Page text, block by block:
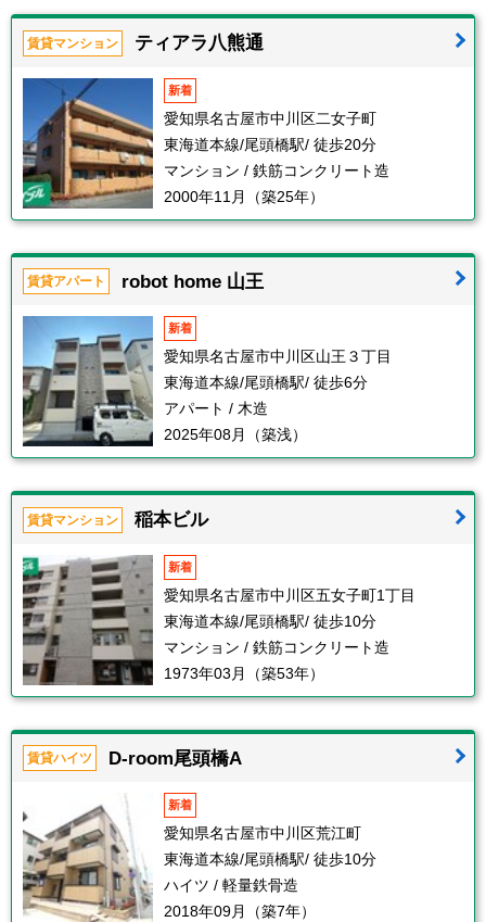
賃貸マンション ティアラ八熊通
新着
愛知県名古屋市中川区二女子町
東海道本線/尾頭橋駅/ 徒歩20分
マンション / 鉄筋コンクリート造
2000年11月（築25年）
賃貸アパート robot home 山王
新着
愛知県名古屋市中川区山王３丁目
東海道本線/尾頭橋駅/ 徒歩6分
アパート / 木造
2025年08月（築浅）
賃貸マンション 稲本ビル
新着
愛知県名古屋市中川区五女子町1丁目
東海道本線/尾頭橋駅/ 徒歩10分
マンション / 鉄筋コンクリート造
1973年03月（築53年）
賃貸ハイツ D-room尾頭橋A
新着
愛知県名古屋市中川区荒江町
東海道本線/尾頭橋駅/ 徒歩10分
ハイツ / 軽量鉄骨造
2018年09月（築7年）